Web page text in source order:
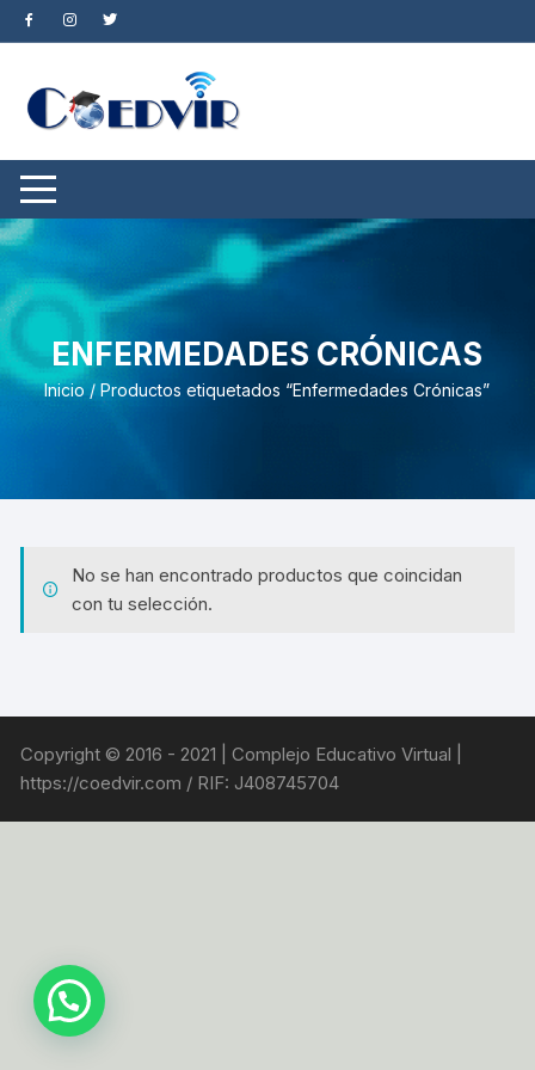
Saltar
al
ENFERMEDADES CRÓNICAS
Inicio / Productos etiquetados “Enfermedades Crónicas”
No se han encontrado productos que coincidan
con tu selección.
Copyright © 2016 - 2021 | Complejo Educativo Virtual |
https://coedvir.com / RIF: J408745704